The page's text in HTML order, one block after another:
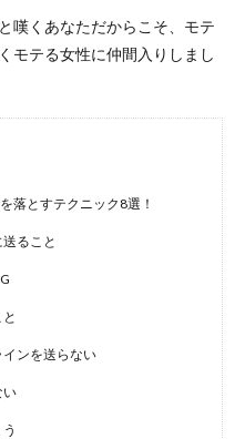
嘆くあなただからこそ、モテ
モテる女性に仲間入りしまし
落とすテクニック8選！
ること
ンを送らない
い